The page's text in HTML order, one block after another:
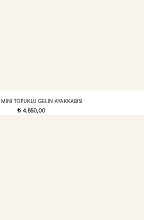
MINI TOPUKLU GELIN AYAKKABISI
t 4.850,00